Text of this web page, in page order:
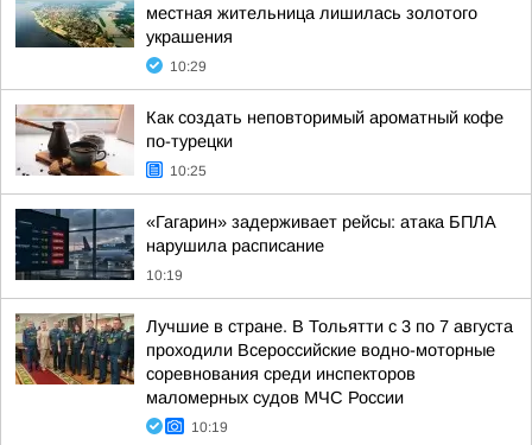
местная жительница лишилась золотого
украшения
10:29
Как создать неповторимый ароматный кофе
по-турецки
10:25
«Гагарин» задерживает рейсы: атака БПЛА
нарушила расписание
10:19
Лучшие в стране. В Тольятти с 3 по 7 августа
проходили Всероссийские водно-моторные
соревнования среди инспекторов
маломерных судов МЧС России
10:19